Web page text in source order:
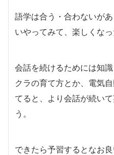
語学は合う・合わないが
いやってみて、楽しくな
会話を続けるためには知
クラの育て方とか、電気
てると、より会話が続い
う。
できたら予習するとなお良